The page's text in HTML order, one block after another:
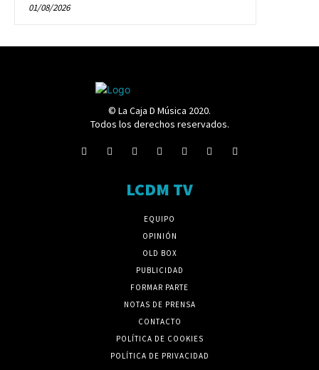
01/08/2026
© La Caja D Música 2020.
Todos los derechos reservados.
LCDM TV
EQUIPO
OPINIÓN
OLD BOX
PUBLICIDAD
FORMAR PARTE
NOTAS DE PRENSA
CONTACTO
POLÍTICA DE COOKIES
POLÍTICA DE PRIVACIDAD